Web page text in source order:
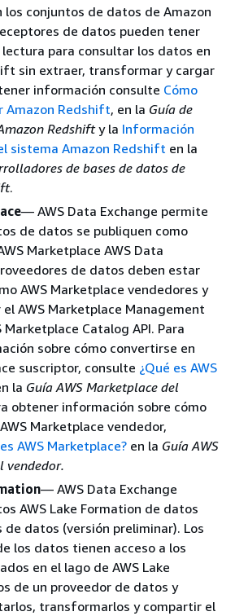
los conjuntos de datos de Amazon
de datos pueden tener
lectura para consultar los datos en
sin extraer, transformar y cargar
información consulte Cómo
Amazon Redshift, en la Guía de
Redshifty la Información
sistema Amazon Redshift en la
de bases de datos de
.
— AWS Data Exchange permite
de datos se publiquen como
Marketplace AWS Data
de datos deben estar
AWS Marketplace vendedores y
AWS Marketplace Management
Marketplace Catalog API. Para
sobre cómo convertirse en
suscriptor, consulte ¿Qué es AWS
la Guía AWS Marketplace del
obtener información sobre cómo
Marketplace vendedor,
AWS Marketplace? en la Guía AWS
vendedor.
— AWS Data Exchange
AWS Lake Formation de datos
de datos (versión preliminar). Los
los datos tienen acceso a los
en el lago de AWS Lake
de un proveedor de datos y
transformarlos y compartir el